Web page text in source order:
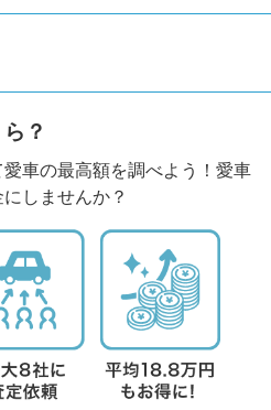
？
車の最高額を調べよう！愛車
しませんか？